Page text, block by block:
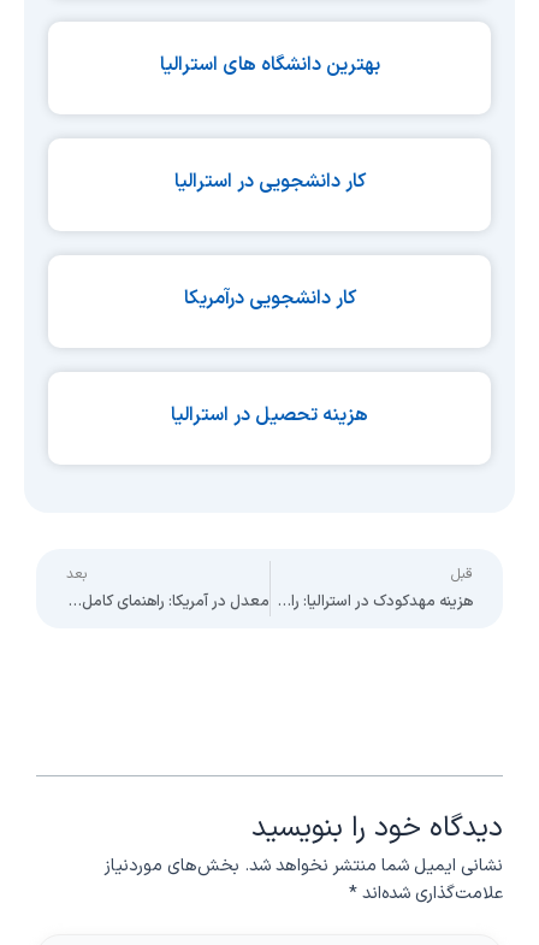
بهترین دانشگاه های استرالیا
کار دانشجویی در استرالیا
کار دانشجویی درآمریکا
هزینه تحصیل در استرالیا
Prev
قبل
هزینه مهدکودک در استرالیا: راهنمای کامل برای دانشجویان و والدین
بعد
معدل در آمریکا: راهنمای کامل برای دانشجویان بین‌المللی
دیدگاه‌ خود را بنویسید
نشانی ایمیل شما منتشر نخواهد شد. بخش‌های موردنیاز
علامت‌گذاری شده‌اند*